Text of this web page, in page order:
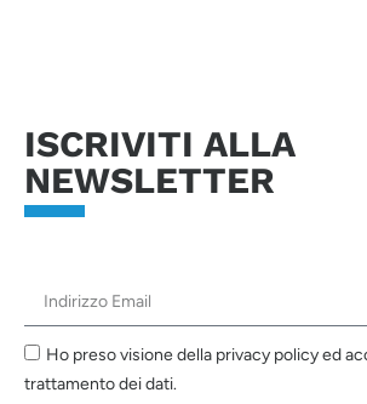
ISCRIVITI ALLA
NEWSLETTER
Ho preso visione della privacy policy ed
trattamento dei dati.